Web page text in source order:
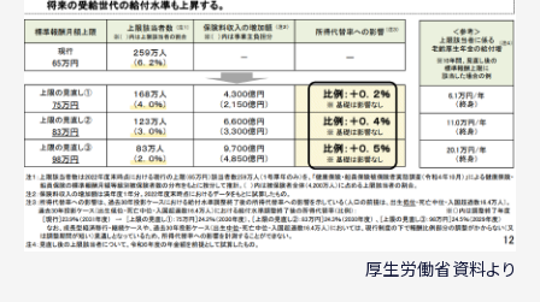
厚生労働省資料より